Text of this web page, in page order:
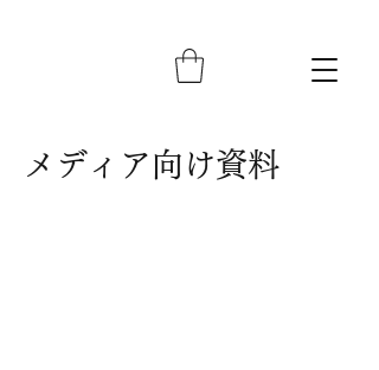
メディア向け資料